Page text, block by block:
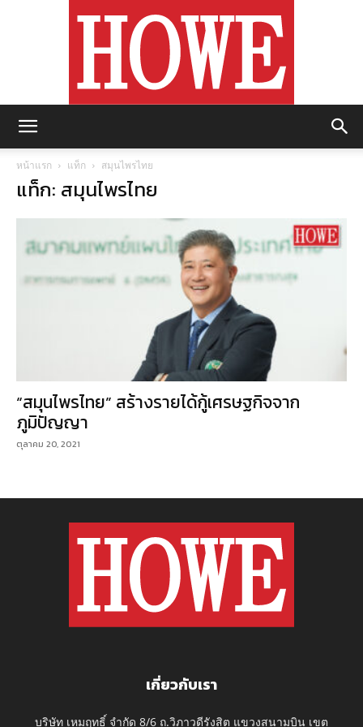
หน้าแรก แท็ก สมุนไพรไทย
แท็ก: สมุนไพรไทย
“สมุนไพรไทย” สร้างรายได้กู้เศรษฐกิจจาก
ภูมิปัญญา
ตุลาคม 20, 2021
เกี่ยวกับเรา
บริษัท เหมฤทธิ์ จำกัด 8/6 ถ.วิภาวดีรังสิต แขวงสนามบิน เขต